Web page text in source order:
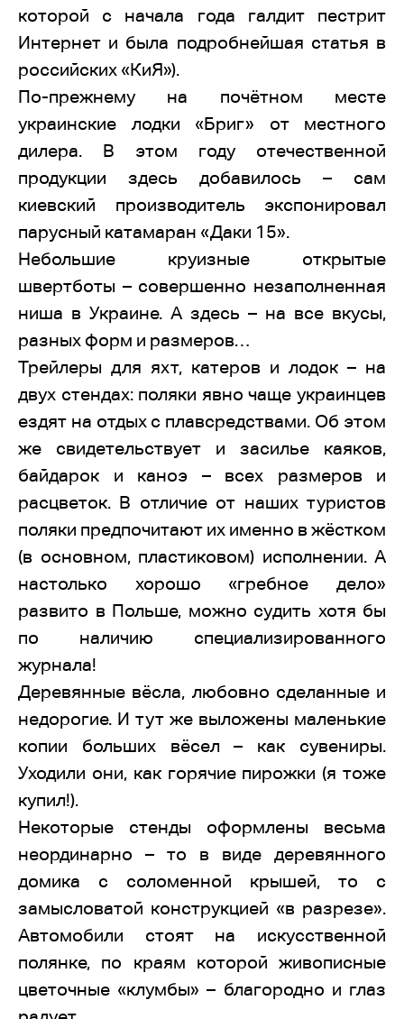
которой с начала года галдит пестрит
Интернет и была подробнейшая статья в
российских «КиЯ»).
По-прежнему на почётном месте
украинские лодки «Бриг» от местного
дилера. В этом году отечественной
продукции здесь добавилось – сам
киевский производитель экспонировал
парусный катамаран «Даки 15».
Небольшие круизные открытые
швертботы – совершенно незаполненная
ниша в Украине. А здесь – на все вкусы,
разных форм и размеров…
Трейлеры для яхт, катеров и лодок – на
двух стендах: поляки явно чаще украинцев
ездят на отдых с плавсредствами. Об этом
же свидетельствует и засилье каяков,
байдарок и каноэ – всех размеров и
расцветок. В отличие от наших туристов
поляки предпочитают их именно в жёстком
(в основном, пластиковом) исполнении. А
настолько хорошо «гребное дело»
развито в Польше, можно судить хотя бы
по наличию специализированного
журнала!
Деревянные вёсла, любовно сделанные и
недорогие. И тут же выложены маленькие
копии больших вёсел – как сувениры.
Уходили они, как горячие пирожки (я тоже
купил!).
Некоторые стенды оформлены весьма
неординарно – то в виде деревянного
домика с соломенной крышей, то с
замысловатой конструкцией «в разрезе».
Автомобили стоят на искусственной
полянке, по краям которой живописные
цветочные «клумбы» – благородно и глаз